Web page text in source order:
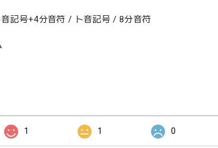
記号+4分音符 / ト音記号 / 8分音符
1 1 0